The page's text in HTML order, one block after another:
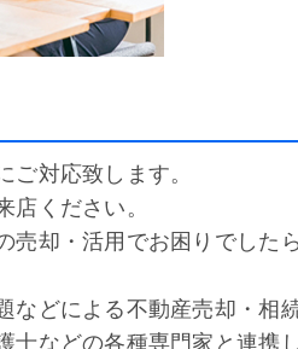
対応致します。
ください。
売却・活用でお困りでした
などによる不動産売却・相
士などの各種専門家と連携